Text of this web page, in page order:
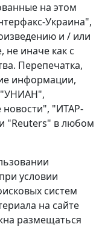
на этом
Украина",
и / или
иначе как с
Перепечатка,
информации,
"УНИАН",
"ИТАР-
"Reuters" в любом
условии
систем
на сайте
размещаться